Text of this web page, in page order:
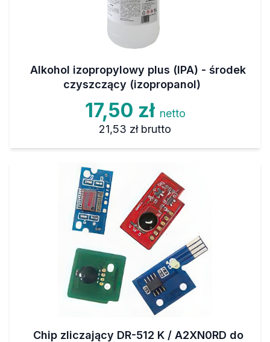
Alkohol izopropylowy plus (IPA) - środek
czyszczący (izopropanol)
17,50 zł netto
21,53 zł brutto
Chip zliczający DR-512 K / A2XN0RD do